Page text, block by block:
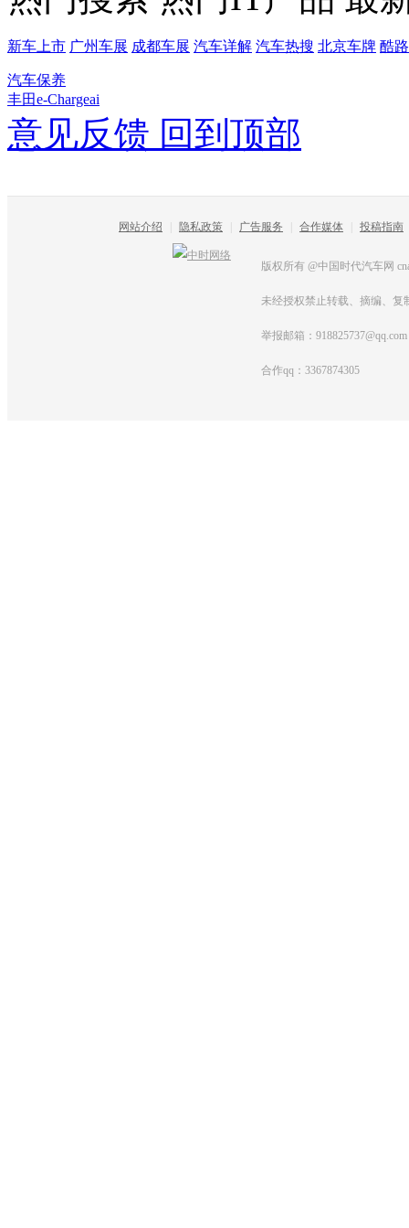
新车上市 广州车展 成都车展 汽车详解 汽车热搜 北京车牌 酷
汽车保养
丰田e-Chargeai
意见反馈 回到顶部
网站介绍 隐私政策 广告服务 合作媒体 投稿指南
版权所有 @中国时代汽车网
未经授权禁止转载、摘编、复
举报邮箱：918825737@qq.com
合作qq：3367874305